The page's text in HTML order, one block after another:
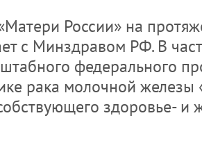
России» на
с Минздравом РФ. В
федерального
рака молочной железы
здоровье-